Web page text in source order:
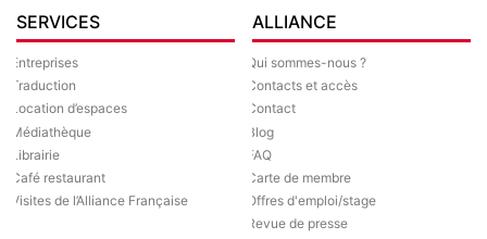
SERVICES
Entreprises
Traduction
Location d’espaces
Médiathèque
Librairie
Café restaurant
Visites de l’Alliance Française
ALLIANCE
Qui sommes-nous ?
Contacts et accès
Contact
Blog
FAQ
Carte de membre
Offres d'emploi/stage
Revue de presse